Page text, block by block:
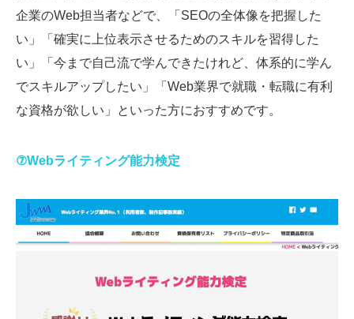
企業のWeb担当者などで、「SEOの全体像を把握した
い」「確実に上位表示させるためのスキルを習得した
い」「今まで自己流で学んできたけれど、体系的に学ん
でスキルアップしたい」「Web業界で就職・転職に有利
な資格が欲しい」といった方におすすめです。
⑦Webライティング能力検定